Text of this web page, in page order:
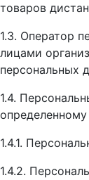
товаров
1.3. Оператор
лицами
персональных
1.4.
1.4.1.
1.4.2.